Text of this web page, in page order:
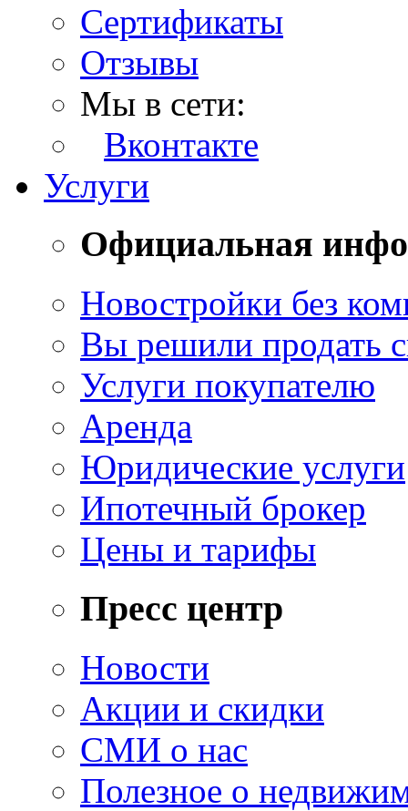
Сертификаты
Отзывы
Мы в сети:
Вконтакте
Услуги
Официальная
Новостройки без
Вы решили продать
Услуги покупателю
Аренда
Юридические услуги
Ипотечный брокер
Цены и тарифы
Пресс центр
Новости
Акции и скидки
СМИ о нас
Полезное о